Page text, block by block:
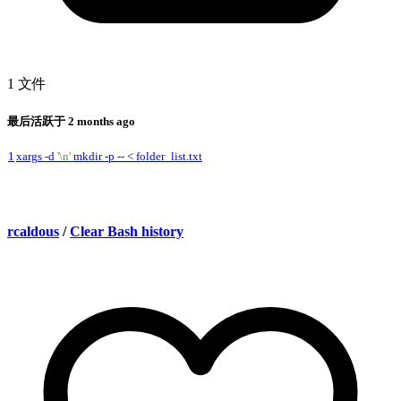
1 文件
最后活跃于 2 months ago
1 xargs -d '\n' mkdir -p -- < folder_list.txt
rcaldous / Clear Bash history